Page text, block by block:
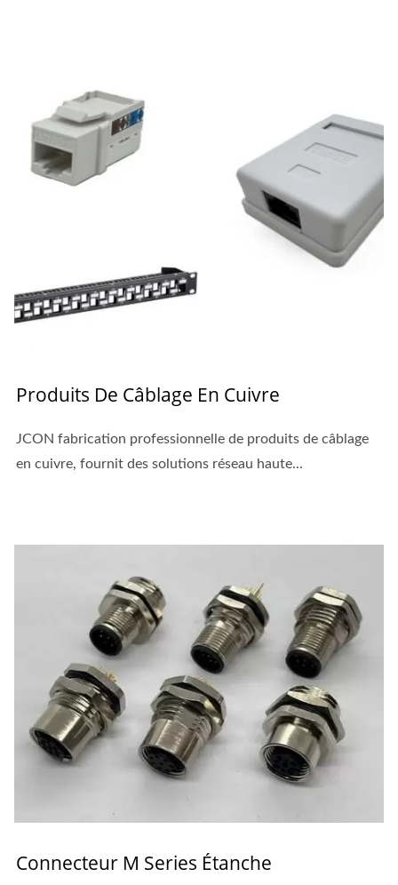
Produits De Câblage En Cuivre
JCON fabrication professionnelle de produits de câblage
en cuivre, fournit des solutions réseau haute...
Connecteur M Series Étanche